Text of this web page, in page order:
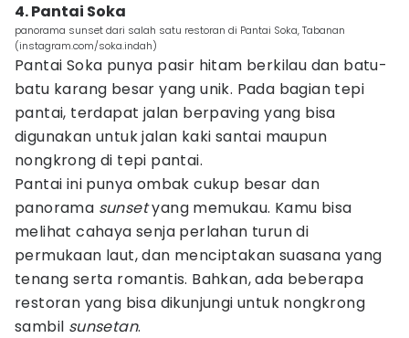
4. Pantai Soka
panorama sunset dari salah satu restoran di Pantai Soka, Tabanan
(instagram.com/soka.indah)
Pantai Soka punya pasir hitam berkilau dan batu-
batu karang besar yang unik. Pada bagian tepi
pantai, terdapat jalan berpaving yang bisa
digunakan untuk jalan kaki santai maupun
nongkrong di tepi pantai.
Pantai ini punya ombak cukup besar dan
panorama sunsetyang memukau. Kamu bisa
melihat cahaya senja perlahan turun di
permukaan laut, dan menciptakan suasana yang
tenang serta romantis. Bahkan, ada beberapa
restoran yang bisa dikunjungi untuk nongkrong
sambil sunsetan.